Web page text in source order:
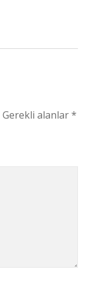
Gerekli alanlar*